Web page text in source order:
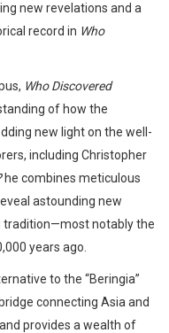
new revelations and a
record in Who
Who Discovered
of how the
new light on the well-
including Christopher
he combines meticulous
astounding new
tradition—most notably the
years ago.
to the “Beringia”
connecting Asia and
provides a wealth of